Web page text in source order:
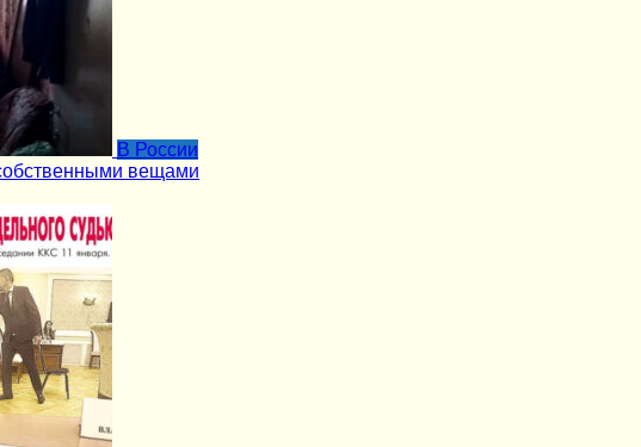
В России
вещами